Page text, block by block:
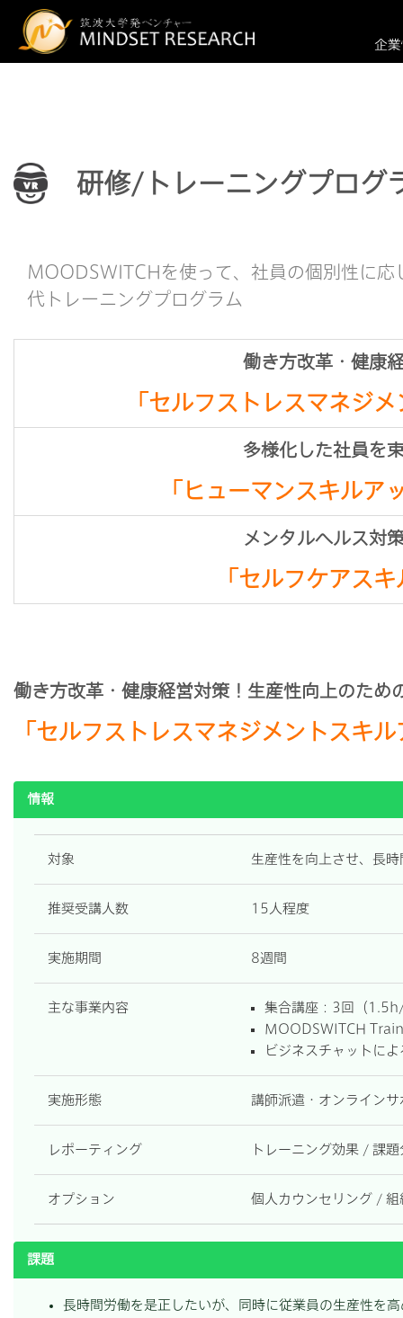
研修/トレーニングプログ
MOODSWITCHを使って、社員の個別性に
代トレーニングプログラム
働き方改革・健康
「セルフストレスマネジ
多様化した社員を
「ヒューマンスキルア
メンタルヘルス対
「セルフケアス
働き方改革・健康経営対策！生産性向上のため
「セルフストレスマネジメントスキ
情報
対象 生産性を向上させ、長
推奨受講人数 15人程度
実施期間 8週間
主な事業内容
集合講座：3回（
MOODSWITCH
ビジネスチャットに
実施形態 講師派遣・オンラインサ
レポーティング トレーニング効果 / 課
オプション 個人カウンセリング / 組
課題
長時間労働を是正したいが、同時に従業員の生産性を